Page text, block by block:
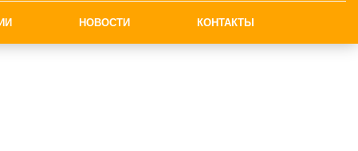
НОВОСТИ КОНТАКТЫ